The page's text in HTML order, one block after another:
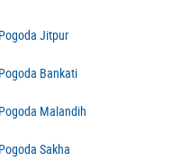
Pogoda Jitpur
Pogoda Bankati
Pogoda Malandih
Pogoda Sakha